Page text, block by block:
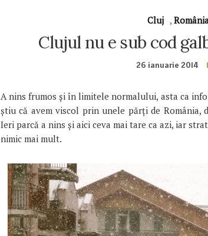
Cluj ,
Clujul nu e sub cod
26 ianuarie 2014
A nins frumos și în limitele normalului, asta ca
știu că avem viscol prin unele părți de România,
Ieri parcă a nins și aici ceva mai tare ca azi, iar
nimic mai mult.